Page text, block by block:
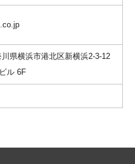
県横浜市港北区新横浜2-3-12
ル 6F